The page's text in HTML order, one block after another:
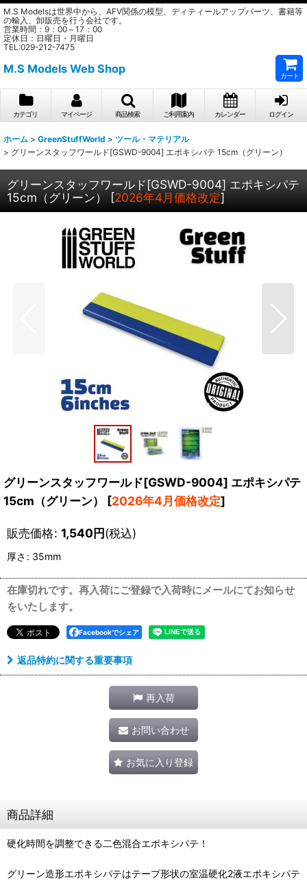
M.S Modelsは世界中から、AFV関係の模型、ディティールアップパーツ、書籍等
の輸入、卸販売を行う会社です。
営業時間：9：00～17：00
定休日：日曜日・月曜日
TEL:029-212-7475
M.S Models Web Shop
カート
カテゴリ マイページ 商品検索 ご利用案内 カレンダー ログイン
ホーム > GreenStuffWorld > ツール・マテリアル
> グリーンスタッフワールド[GSWD-9004] エポキシパテ 15cm（グリーン）
グリーンスタッフワールド[GSWD-9004] エポキシパテ
15cm（グリーン）
[2026年4月価格改定]
グリーンスタッフワールド[GSWD-9004] エポキシパテ
15cm（グリーン）
[2026年4月価格改定]
販売価格: 1,540円(税込)
厚さ : 35mm
在庫切れです。再入荷にご登録で入荷時にメールにてお知らせ
をいたします。
Facebookでシェア
返品特約に関する重要事項
再入荷
お問い合わせ
お気に入り登録
商品詳細
硬化時間を調整できる二色混合エポキシパテ！
グリーン造形エポキシパテはテープ形状の室温硬化2液エポキシパテ